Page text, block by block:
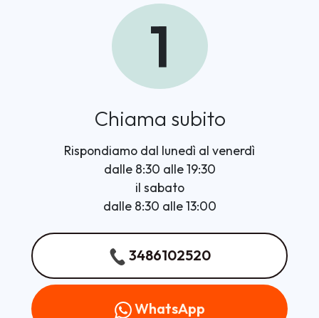
1
Chiama subito
Rispondiamo dal lunedì al venerdì
dalle 8:30 alle 19:30
il sabato
dalle 8:30 alle 13:00
3486102520
WhatsApp